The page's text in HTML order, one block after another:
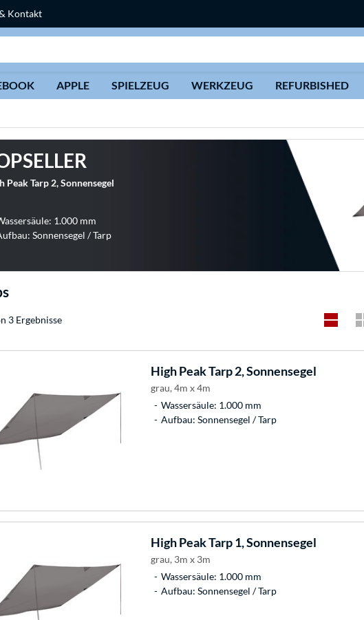
Kontakt
APPLE SPIELZEUG WERKZEUG REFURBISHED
Peak Tarp 2, Sonnensegel
1.000 mm
Sonnensegel / Tarp
3 Ergebnisse
High PeakTarp 2, Sonnensegel
grau, 4m x 4m
Wassersäule: 1.000 mm
Aufbau: Sonnensegel / Tarp
High PeakTarp 1, Sonnensegel
grau, 3m x 3m
Wassersäule: 1.000 mm
Aufbau: Sonnensegel / Tarp